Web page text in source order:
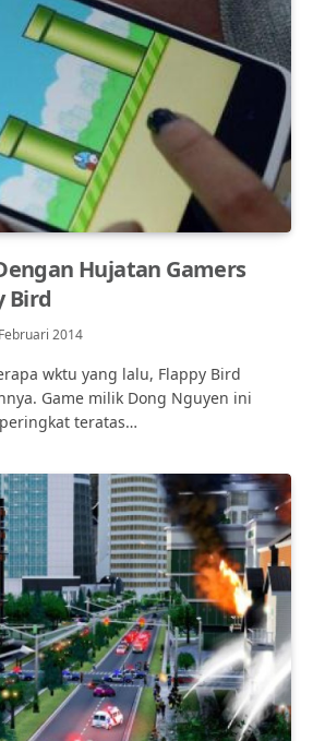
Hujatan Gamers
Bird
2014
wktu yang lalu, Flappy Bird
Game milik Dong Nguyen ini
teratas…